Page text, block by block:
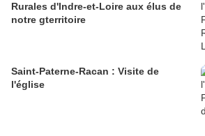
Rurales d'Indre-et-Loire aux élus de
notre gterritoire
Saint-Paterne-Racan : Visite de
l'église